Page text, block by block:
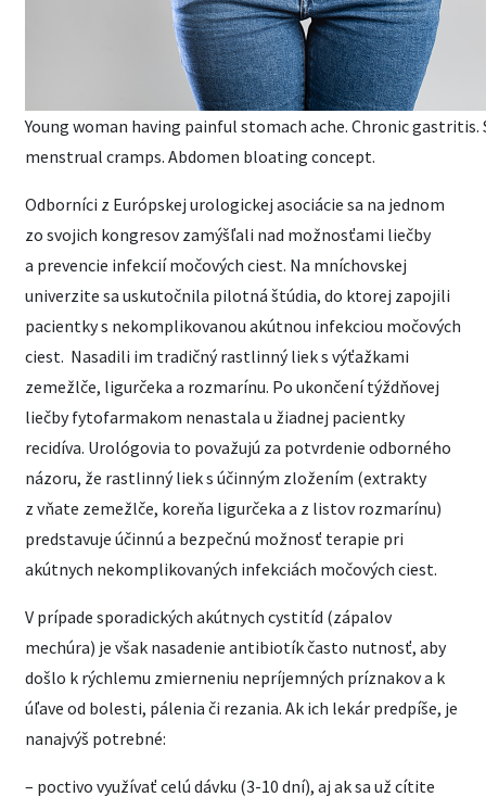
Young woman having painful stomach ache. Chronic gastritis.
menstrual cramps. Abdomen bloating concept.
Odborníci z Európskej urologickej asociácie sa na jednom
zo svojich kongresov zamýšľali nad možnosťami liečby
a prevencie infekcií močových ciest. Na mníchovskej
univerzite sa uskutočnila pilotná štúdia, do ktorej zapojili
pacientky s nekomplikovanou akútnou infekciou močových
ciest. Nasadili im tradičný rastlinný liek s výťažkami
zemežlče, ligurčeka a rozmarínu. Po ukončení týždňovej
liečby fytofarmakom nenastala u žiadnej pacientky
recidíva. Urológovia to považujú za potvrdenie odborného
názoru, že rastlinný liek s účinným zložením (extrakty
z vňate zemežlče, koreňa ligurčeka a z listov rozmarínu)
predstavuje účinnú a bezpečnú možnosť terapie pri
akútnych nekomplikovaných infekciách močových ciest.
V prípade sporadických akútnych cystitíd (zápalov
mechúra) je však nasadenie antibiotík často nutnosť, aby
došlo k rýchlemu zmierneniu nepríjemných príznakov a k
úľave od bolesti, pálenia či rezania. Ak ich lekár predpíše, je
nanajvýš potrebné:
– poctivo využívať celú dávku (3-10 dní), aj ak sa už cítite